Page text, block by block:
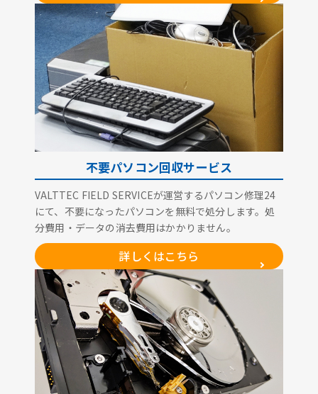
不要パソコン回収サービス
VALTTEC FIELD SERVICEが運営するパソコン修理24
にて、不要になったパソコンを無料で処分します。処
分費用・データの消去費用はかかりません。
詳しくはこちら